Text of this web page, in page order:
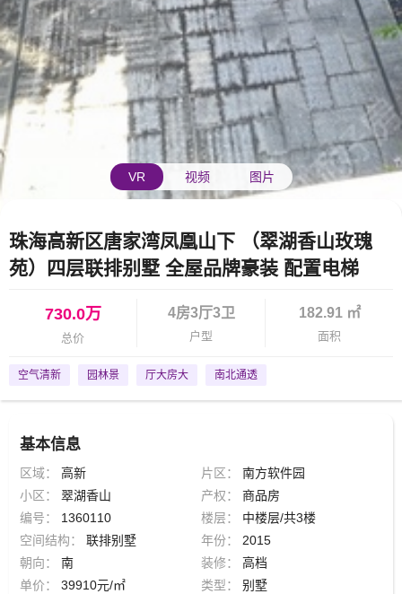
VR 视频 图片
珠海高新区唐家湾凤凰山下 （翠湖香山玫瑰
苑）四层联排别墅 全屋品牌豪装 配置电梯
730.0万
总价
4房3厅3卫
户型
182.91 ㎡
面积
空气清新 园林景 厅大房大 南北通透
基本信息
区域： 高新 片区：
南方软件园
小区：
翠湖香山 产权：
商品房
编号：
1360110 楼层：
中楼层/共3楼
空间结构：
联排别墅 年份：
2015
朝向：
南 装修：
高档
单价：
39910元/㎡ 类型：
别墅